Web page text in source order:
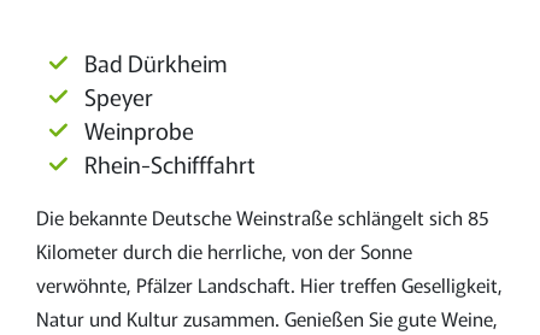
Bad Dürkheim
Speyer
Weinprobe
Rhein-Schifffahrt
Die bekannte Deutsche Weinstraße schlängelt sich 85
Kilometer durch die herrliche, von der Sonne
verwöhnte, Pfälzer Landschaft. Hier treffen Geselligkeit,
Natur und Kultur zusammen. Genießen Sie gute Weine,